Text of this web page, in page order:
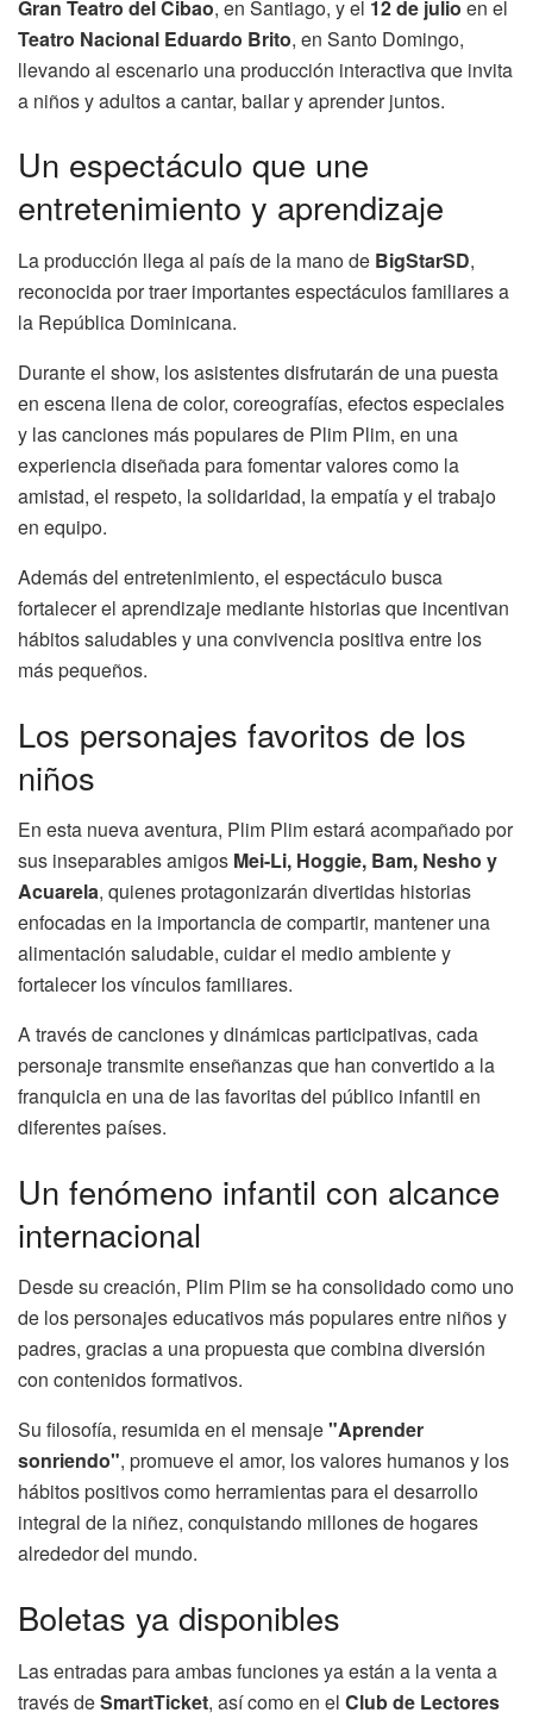
Gran Teatro del Cibao, en Santiago, y el 12 de julio en el
Teatro Nacional Eduardo Brito, en Santo Domingo,
llevando al escenario una producción interactiva que invita
a niños y adultos a cantar, bailar y aprender juntos.
Un espectáculo que une
entretenimiento y aprendizaje
La producción llega al país de la mano de BigStarSD,
reconocida por traer importantes espectáculos familiares a
la República Dominicana.
Durante el show, los asistentes disfrutarán de una puesta
en escena llena de color, coreografías, efectos especiales
y las canciones más populares de Plim Plim, en una
experiencia diseñada para fomentar valores como la
amistad, el respeto, la solidaridad, la empatía y el trabajo
en equipo.
Además del entretenimiento, el espectáculo busca
fortalecer el aprendizaje mediante historias que incentivan
hábitos saludables y una convivencia positiva entre los
más pequeños.
Los personajes favoritos de los
niños
En esta nueva aventura, Plim Plim estará acompañado por
sus inseparables amigos Mei-Li, Hoggie, Bam, Nesho y
Acuarela, quienes protagonizarán divertidas historias
enfocadas en la importancia de compartir, mantener una
alimentación saludable, cuidar el medio ambiente y
fortalecer los vínculos familiares.
A través de canciones y dinámicas participativas, cada
personaje transmite enseñanzas que han convertido a la
franquicia en una de las favoritas del público infantil en
diferentes países.
Un fenómeno infantil con alcance
internacional
Desde su creación, Plim Plim se ha consolidado como uno
de los personajes educativos más populares entre niños y
padres, gracias a una propuesta que combina diversión
con contenidos formativos.
Su filosofía, resumida en el mensaje"Aprender
sonriendo", promueve el amor, los valores humanos y los
hábitos positivos como herramientas para el desarrollo
integral de la niñez, conquistando millones de hogares
alrededor del mundo.
Boletas ya disponibles
Las entradas para ambas funciones ya están a la venta a
través deSmartTicket, así como en el Club de Lectores